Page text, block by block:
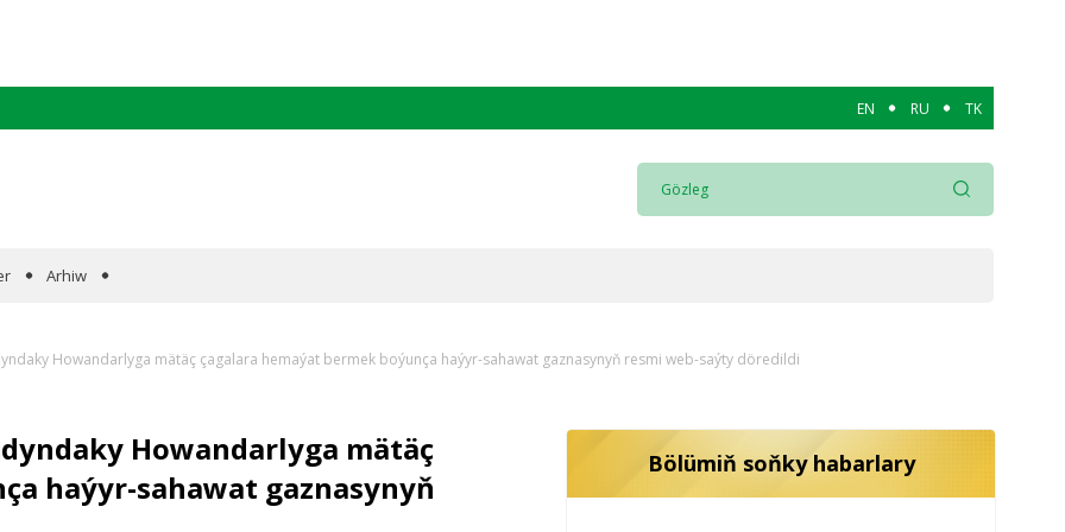
EN RU TK
Arhiw
Howandarlyga mätäç çagalara hemaýat bermek boýunça haýyr-sahawat gaznasynyň resmi web-saýty döredildi
Howandarlyga mätäç
haýyr-sahawat gaznasynyň
Bölümiň soňky habarlary